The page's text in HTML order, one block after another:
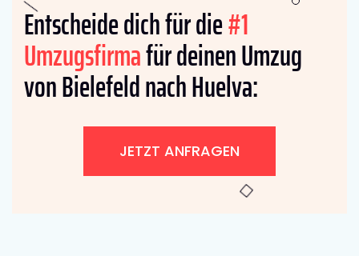
Entscheide dich für die#1
Umzugsfirmafür deinen Umzug
von Bielefeld nach Huelva:
JETZT ANFRAGEN